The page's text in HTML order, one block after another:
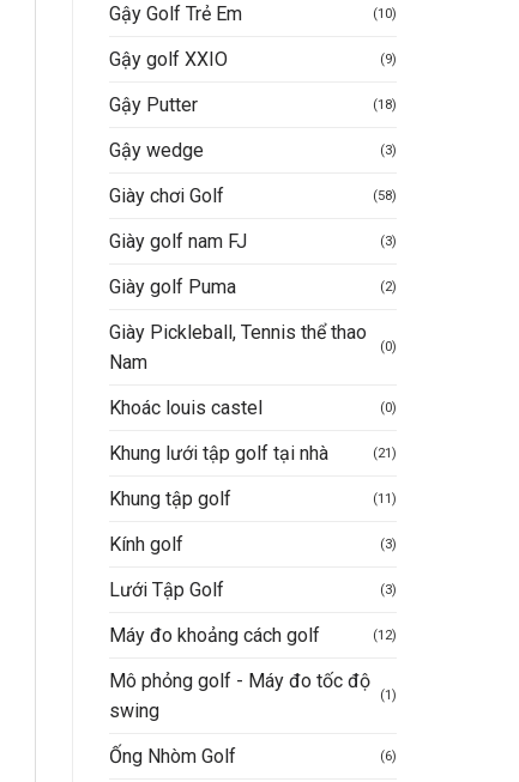
Gậy Golf Trẻ Em (10)
Gậy golf XXIO (9)
Gậy Putter (18)
Gậy wedge (3)
Giày chơi Golf (58)
Giày golf nam FJ (3)
Giày golf Puma (2)
Giày Pickleball, Tennis thể thao
Nam
(0)
Khoác louis castel (0)
Khung lưới tập golf tại nhà (21)
Khung tập golf (11)
Kính golf (3)
Lưới Tập Golf (3)
Máy đo khoảng cách golf (12)
Mô phỏng golf - Máy đo tốc độ
swing
(1)
Ống Nhòm Golf (6)